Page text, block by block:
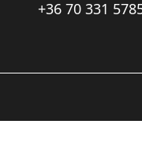
+36 70 331